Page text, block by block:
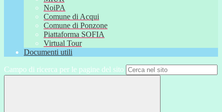
NoiPA
Comune di Acqui
Comune di Ponzone
Piattaforma SOFIA
Virtual Tour
Documenti utili
Campo di ricerca per le pagine del sito